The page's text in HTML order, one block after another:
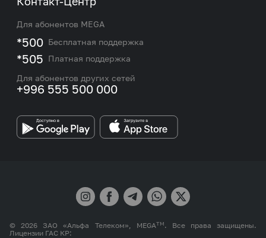
Роуминг и международные звонки
eSIM
Подбор номера
M2M
Контакты сотрудников отдела по работе с
корпоративными и VIP клиентами
Новости
Карта покрытия сети и центров обслуживания
Работа в MEGA
Бренд MEGA
Для абонентов MEGA
*500 Бесплатная поддержка
*505 Платная поддержка
Для абонентов других сетей
+996 555 500 000
© 2026 ЗАО «Альфа Телеком», MEGATM. Все права защищены.
Лицензии ГАС КР: